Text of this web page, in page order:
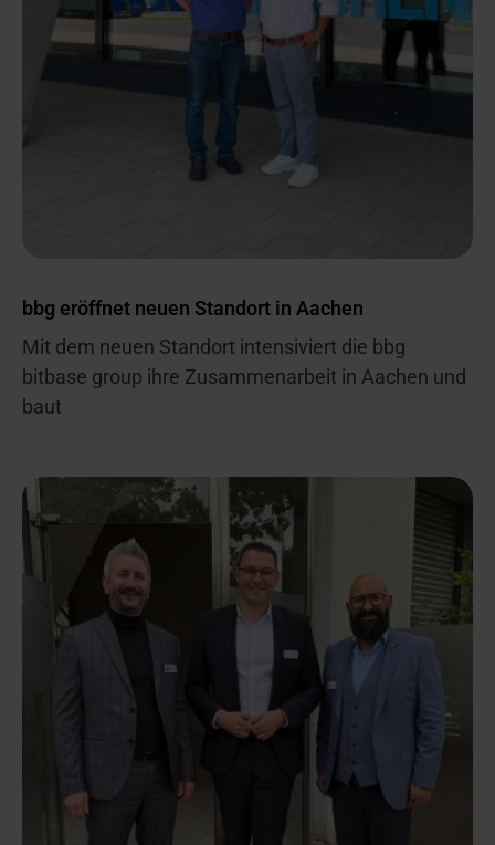
bbg eröffnet neuen Standort in Aachen
Mit dem neuen Standort intensiviert die bbg
bitbase group ihre Zusammenarbeit in Aachen und
baut